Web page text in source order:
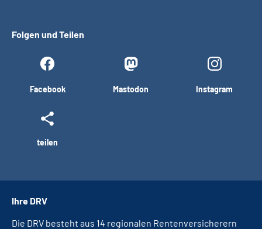
Folgen und Teilen
Facebook Mastodon Instagram
teilen
Ihre DRV
Die DRV besteht aus 14 regionalen Rentenversicherern